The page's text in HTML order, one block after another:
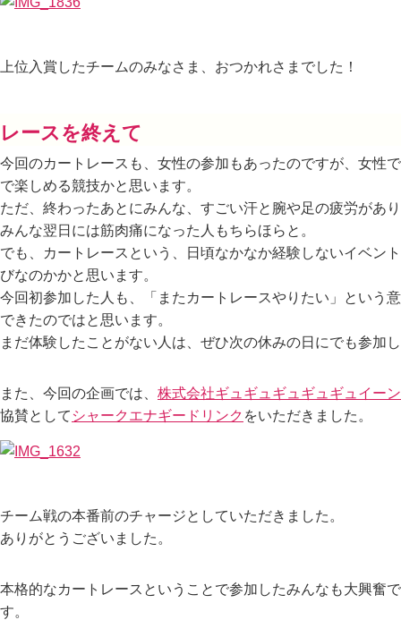
上位入賞したチームのみなさま、おつかれさまでした！
レースを終えて
今回のカートレースも、女性の参加もあったのですが、女性
で楽しめる競技かと思います。
ただ、終わったあとにみんな、すごい汗と腕や足の疲労があ
みんな翌日には筋肉痛になった人もちらほらと。
でも、カートレースという、日頃なかなか経験しないイベン
びなのかかと思います。
今回初参加した人も、「またカートレースやりたい」という
できたのではと思います。
まだ体験したことがない人は、ぜひ次の休みの日にでも参加
また、今回の企画では、 株式会社ギュギュギュギュギュイー
協賛として シャークエナギードリンク をいただきました。
チーム戦の本番前のチャージとしていただきました。
ありがとうございました。
本格的なカートレースということで参加したみんなも大興奮
す。